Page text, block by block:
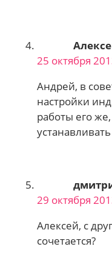
25 октября
Андрей, в
настройки
работы его
29 октября
Алексей, с
сочетается?